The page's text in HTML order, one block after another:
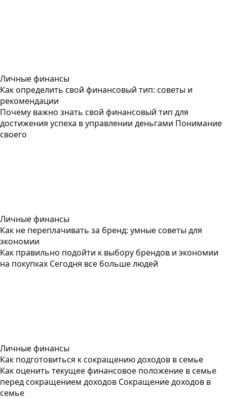
Личные финансы
Как определить свой финансовый тип: советы и
рекомендации
Почему важно знать свой финансовый тип для
достижения успеха в управлении деньгами Понимание
своего
Личные финансы
Как не переплачивать за бренд: умные советы для
экономии
Как правильно подойти к выбору брендов и экономии
на покупках Сегодня все больше людей
Личные финансы
Как подготовиться к сокращению доходов в семье
Как оценить текущее финансовое положение в семье
перед сокращением доходов Сокращение доходов в
семье